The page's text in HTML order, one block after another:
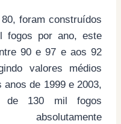
foram construídos
fogos por ano, este
90 e 97 e aos 92
valores médios
de 1999 e 2003,
de 130 mil fogos
absolutamente